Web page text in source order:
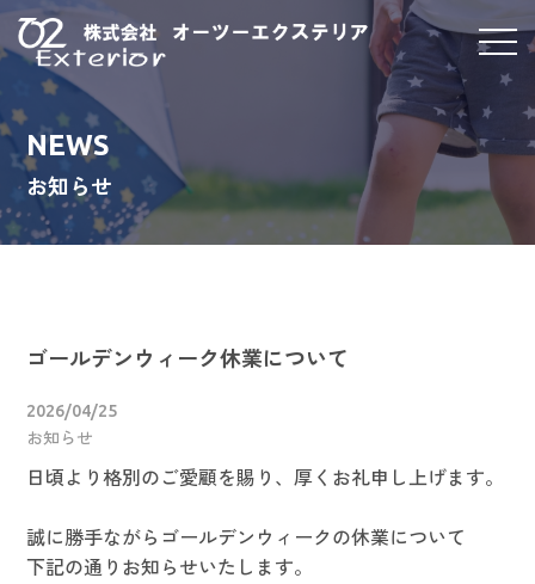
NEWS
お知らせ
ゴールデンウィーク休業について
2026/04/25
お知らせ
日頃より格別のご愛顧を賜り、厚くお礼申し上げます。
誠に勝手ながらゴールデンウィークの休業について
下記の通りお知らせいたします。